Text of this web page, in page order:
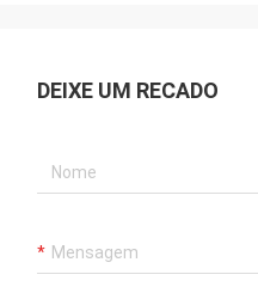
DEIXE UM RECADO